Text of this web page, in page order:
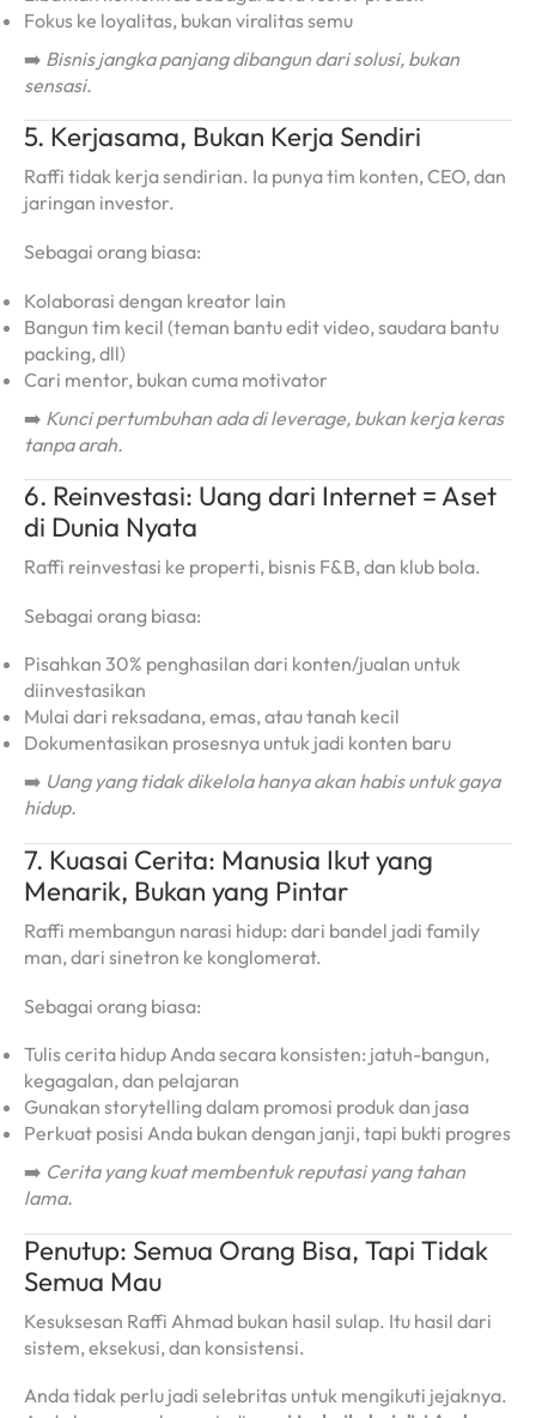
Fokus ke loyalitas, bukan viralitas semu
➡️ Bisnis jangka panjang dibangun dari solusi, bukan
sensasi.
5. Kerjasama, Bukan Kerja Sendiri
Raffi tidak kerja sendirian. Ia punya tim konten, CEO, dan
jaringan investor.
Sebagai orang biasa:
Kolaborasi dengan kreator lain
Bangun tim kecil (teman bantu edit video, saudara bantu
packing, dll)
Cari mentor, bukan cuma motivator
➡️ Kunci pertumbuhan ada di leverage, bukan kerja keras
tanpa arah.
6. Reinvestasi: Uang dari Internet = Aset
di Dunia Nyata
Raffi reinvestasi ke properti, bisnis F&B, dan klub bola.
Sebagai orang biasa:
Pisahkan 30% penghasilan dari konten/jualan untuk
diinvestasikan
Mulai dari reksadana, emas, atau tanah kecil
Dokumentasikan prosesnya untuk jadi konten baru
➡️ Uang yang tidak dikelola hanya akan habis untuk gaya
hidup.
7. Kuasai Cerita: Manusia Ikut yang
Menarik, Bukan yang Pintar
Raffi membangun narasi hidup: dari bandel jadi family
man, dari sinetron ke konglomerat.
Sebagai orang biasa:
Tulis cerita hidup Anda secara konsisten: jatuh-bangun,
kegagalan, dan pelajaran
Gunakan storytelling dalam promosi produk dan jasa
Perkuat posisi Anda bukan dengan janji, tapi bukti progres
➡️ Cerita yang kuat membentuk reputasi yang tahan
lama.
Penutup: Semua Orang Bisa, Tapi Tidak
Semua Mau
Kesuksesan Raffi Ahmad bukan hasil sulap. Itu hasil dari
sistem, eksekusi, dan konsistensi.
Anda tidak perlu jadi selebritas untuk mengikuti jejaknya.